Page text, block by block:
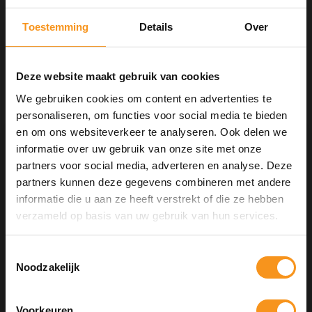
Toestemming Details Over
Deze website maakt gebruik van cookies
We gebruiken cookies om content en advertenties te
personaliseren, om functies voor social media te bieden
en om ons websiteverkeer te analyseren. Ook delen we
informatie over uw gebruik van onze site met onze
partners voor social media, adverteren en analyse. Deze
partners kunnen deze gegevens combineren met andere
informatie die u aan ze heeft verstrekt of die ze hebben
verzameld op basis van uw gebruik van hun services.
Noodzakelijk
Aan verlanglijst toevoegen
Afdrukken
GERELATEERDE PRODUCTEN
10% Summer Time Korting
Geniet van de zomer met10% Summer TIme Kortingop